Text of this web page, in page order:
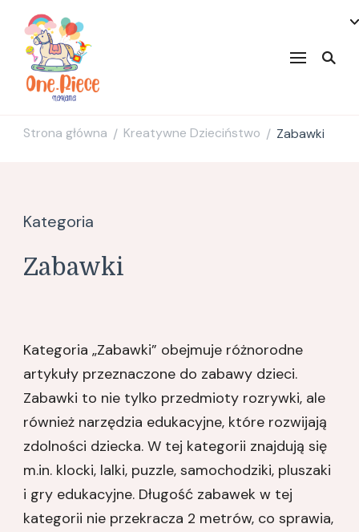
Strona główna / Kreatywne Dzieciństwo / Zabawki
Kategoria
Zabawki
Kategoria „Zabawki” obejmuje różnorodne
artykuły przeznaczone do zabawy dzieci.
Zabawki to nie tylko przedmioty rozrywki, ale
również narzędzia edukacyjne, które rozwijają
zdolności dziecka. W tej kategorii znajdują się
m.in. klocki, lalki, puzzle, samochodziki, pluszaki
i gry edukacyjne. Długość zabawek w tej
kategorii nie przekracza 2 metrów, co sprawia,